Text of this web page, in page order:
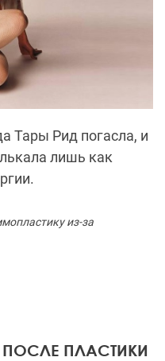
Тары Рид погасла, и
лишь как
из-за
ПЛАСТИКИ